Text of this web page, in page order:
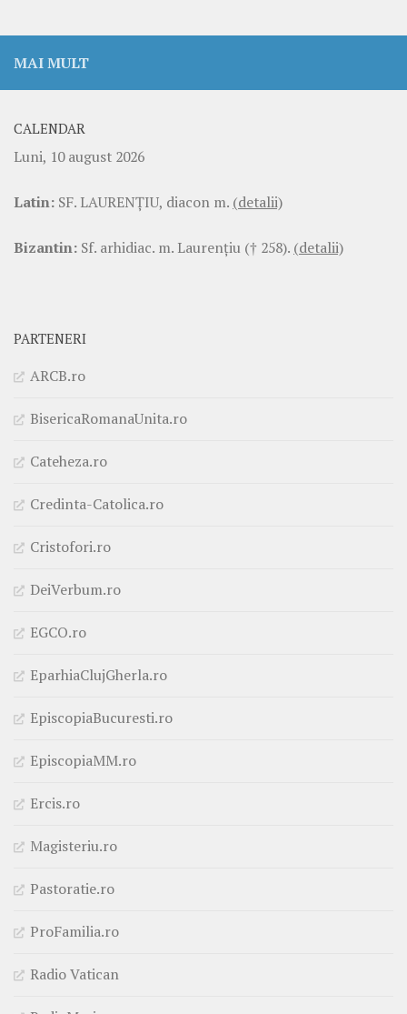
MAI MULT
CALENDAR
Luni, 10 august 2026
Latin: SF. LAURENŢIU, diacon m. (detalii)
Bizantin: Sf. arhidiac. m. Laurenţiu († 258). (detalii)
PARTENERI
ARCB.ro
BisericaRomanaUnita.ro
Cateheza.ro
Credinta-Catolica.ro
Cristofori.ro
DeiVerbum.ro
EGCO.ro
EparhiaClujGherla.ro
EpiscopiaBucuresti.ro
EpiscopiaMM.ro
Ercis.ro
Magisteriu.ro
Pastoratie.ro
ProFamilia.ro
Radio Vatican